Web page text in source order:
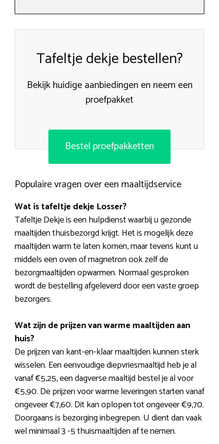
Tafeltje dekje bestellen?
Bekijk huidige aanbiedingen en neem een
proefpakket
Bestel proefpakketten
Populaire vragen over een maaltijdservice
Wat is tafeltje dekje Losser?
Tafeltje Dekje is een hulpdienst waarbij u gezonde
maaltijden thuisbezorgd krijgt. Het is mogelijk deze
maaltijden warm te laten komen, maar tevens kunt u
middels een oven of magnetron ook zelf de
bezorgmaaltijden opwarmen. Normaal gesproken
wordt de bestelling afgeleverd door een vaste groep
bezorgers.
Wat zijn de prijzen van warme maaltijden aan
huis?
De prijzen van kant-en-klaar maaltijden kunnen sterk
wisselen. Een eenvoudige diepvriesmaaltijd heb je al
vanaf €5,25, een dagverse maaltijd bestel je al voor
€5,90. De prijzen voor warme leveringen starten vanaf
ongeveer €7,60. Dit kan oplopen tot ongeveer €9,70.
Doorgaans is bezorging inbegrepen. U dient dan vaak
wel minimaal 3 -5 thuismaaltijden af te nemen.